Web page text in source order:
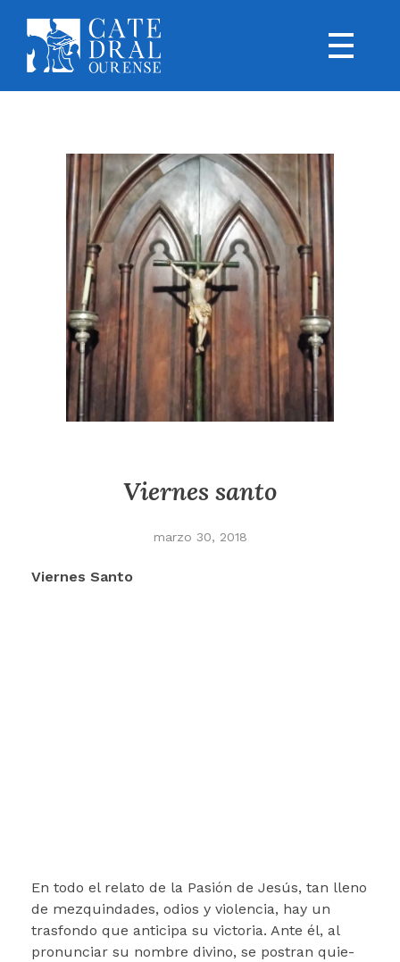
Viernes santo
marzo 30, 2018
Viernes Santo
En todo el relato de la Pasión de Jesús, tan lle­no
de mezquindades, odios y violencia, hay un
trasfondo que anticipa su victoria. Ante él, al
pronunciar su nombre divino, se postran quie­